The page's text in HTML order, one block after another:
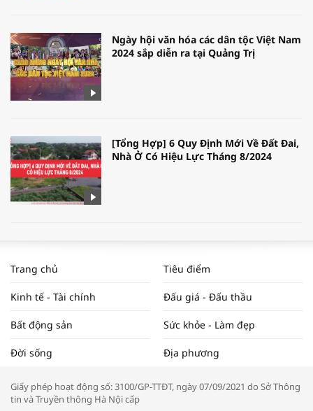
Ngày hội văn hóa các dân tộc Việt Nam
2024 sắp diễn ra tại Quảng Trị
[Tổng Hợp] 6 Quy Định Mới Về Đất Đai,
Nhà Ở Có Hiệu Lực Tháng 8/2024
NAM NĂM 2024 VÀ NĂM 2025 | NHỊP
ĐẬP THỊ TRƯỜNG #62
Tọa đàm “Xúc tiến thương mại: Khơi
Trang chủ Tiêu điểm
Kinh tế - Tài chính Đấu giá - Đấu thầu
Bất động sản Sức khỏe - Làm đẹp
Đời sống Địa phương
Giấy phép hoạt động số: 3100/GP-TTĐT, ngày 07/09/2021 do Sở Thông
tin và Truyền thông Hà Nội cấp